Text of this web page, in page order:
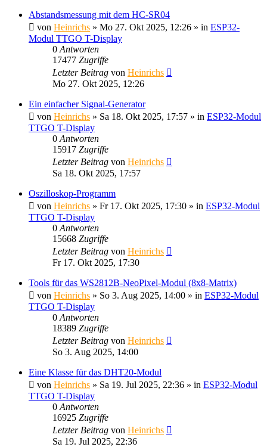
Abstandsmessung mit dem HC-SR04
von Heinrichs » Mo 27. Okt 2025, 12:26 » in ESP32-
Modul TTGO T-Display
0 Antworten
17477 Zugriffe
Letzter Beitrag von Heinrichs
Mo 27. Okt 2025, 12:26
Ein einfacher Signal-Generator
von Heinrichs » Sa 18. Okt 2025, 17:57 » in ESP32-Modul
TTGO T-Display
0 Antworten
15917 Zugriffe
Letzter Beitrag von Heinrichs
Sa 18. Okt 2025, 17:57
Oszilloskop-Programm
von Heinrichs » Fr 17. Okt 2025, 17:30 » in ESP32-Modul
TTGO T-Display
0 Antworten
15668 Zugriffe
Letzter Beitrag von Heinrichs
Fr 17. Okt 2025, 17:30
Tools für das WS2812B-NeoPixel-Modul (8x8-Matrix)
von Heinrichs » So 3. Aug 2025, 14:00 » in ESP32-Modul
TTGO T-Display
0 Antworten
18389 Zugriffe
Letzter Beitrag von Heinrichs
So 3. Aug 2025, 14:00
Eine Klasse für das DHT20-Modul
von Heinrichs » Sa 19. Jul 2025, 22:36 » in ESP32-Modul
TTGO T-Display
0 Antworten
16925 Zugriffe
Letzter Beitrag von Heinrichs
Sa 19. Jul 2025, 22:36